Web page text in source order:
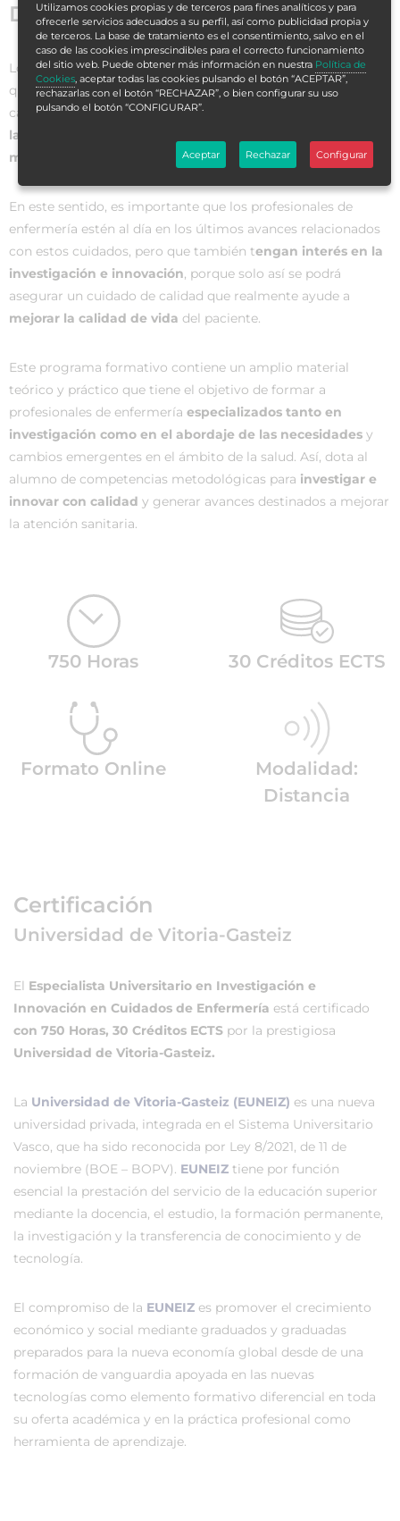
Datos generales
Los cuidados de enfermeríaabarcan diversas atenciones
que un enfermero debe dedicar al paciente y sus
característicasdependerán del estado y de la gravedad de
la persona
monitorear la salud
y asistir sanitariamente al paciente.
En este sentido, es importante que los profesionales de
enfermería estén al día en los últimos avances relacionados
con estos cuidados, pero que también tengan interés en la
investigación e innovación, porque solo así se podrá
asegurar un cuidado de calidad que realmente ayude a
mejorar la calidad de vida del paciente.
Este programa formativo contiene un amplio material
teórico y práctico que tiene el objetivo de formar a
profesionales de enfermería especializados tanto en
investigación como en el abordaje de las necesidades y
cambios emergentes en el ámbito de la salud. Así, dota al
alumno de competencias metodológicas para investigar e
innovar con calidad y generar avances destinados a mejorar
la atención sanitaria.
750 Horas 30 Créditos ECTS
Formato Online
Modalidad:
Distancia
Certificación
Universidad de Vitoria-Gasteiz
El Especialista Universitario en Investigación e
Innovación en Cuidados de Enfermería está certificado
con 750 Horas, 30 Créditos ECTS por la prestigiosa
Universidad de Vitoria-Gasteiz.
La Universidad de Vitoria-Gasteiz (EUNEIZ) es una nueva
universidad privada, integrada en el Sistema Universitario
Vasco, que ha sido reconocida por Ley 8/2021, de 11 de
noviembre (BOE – BOPV). EUNEIZ tiene por función
esencial la prestación del servicio de la educación superior
mediante la docencia, el estudio, la formación permanente,
la investigación y la transferencia de conocimiento y de
tecnología.
El compromiso de la EUNEIZ es promover el crecimiento
económico y social mediante graduados y graduadas
preparados para la nueva economía global desde de una
formación de vanguardia apoyada en las nuevas
tecnologías como elemento formativo diferencial en toda
su oferta académica y en la práctica profesional como
herramienta de aprendizaje.
Utilizamos cookies propias y de terceros para fines analíticos y para
ofrecerle servicios adecuados a su perfil, así como publicidad propia y
de terceros. La base de tratamiento es el consentimiento, salvo en el
caso de las cookies imprescindibles para el correcto funcionamiento
del sitio web. Puede obtener más información en nuestra Política de
Cookies, aceptar todas las cookies pulsando el botón “ACEPTAR”,
rechazarlas con el botón “RECHAZAR”, o bien configurar su uso
pulsando el botón “CONFIGURAR”.
Aceptar Rechazar Configurar